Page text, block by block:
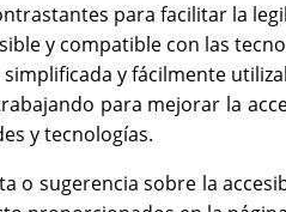
para facilitar la
y compatible con las
y fácilmente
para mejorar la
y tecnologías.
o sugerencia sobre la